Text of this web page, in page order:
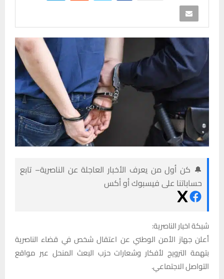
🔔 كن أول من يعرف الأخبار العاجلة عن الناصرية– تابع
حساباتنا على فيسبوك أو أكس
شبكة اخبار الناصرية:
أعلن جهاز الأمن الوطني عن اعتقال شخص في قضاء الناصرية
بتهمة الترويج لأفكار وشعارات حزب البعث المنحل عبر مواقع
التواصل الاجتماعي.